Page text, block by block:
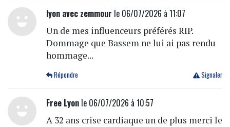
lyon avec zemmour le 06/07/2026 à 11:07
Un de mes influenceurs préférés RIP.
Dommage que Bassem ne lui ai pas rendu
hommage...
Signaler
Répondre
Free Lyonle 06/07/2026 à 10:57
A 32 ans crise cardiaque un de plus merci le